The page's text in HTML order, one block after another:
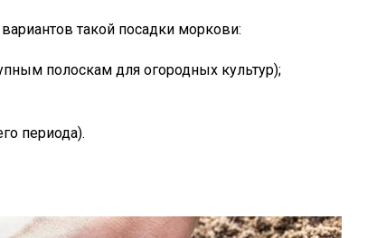
такой посадки моркови:
полоскам для огородных культур);
периода).